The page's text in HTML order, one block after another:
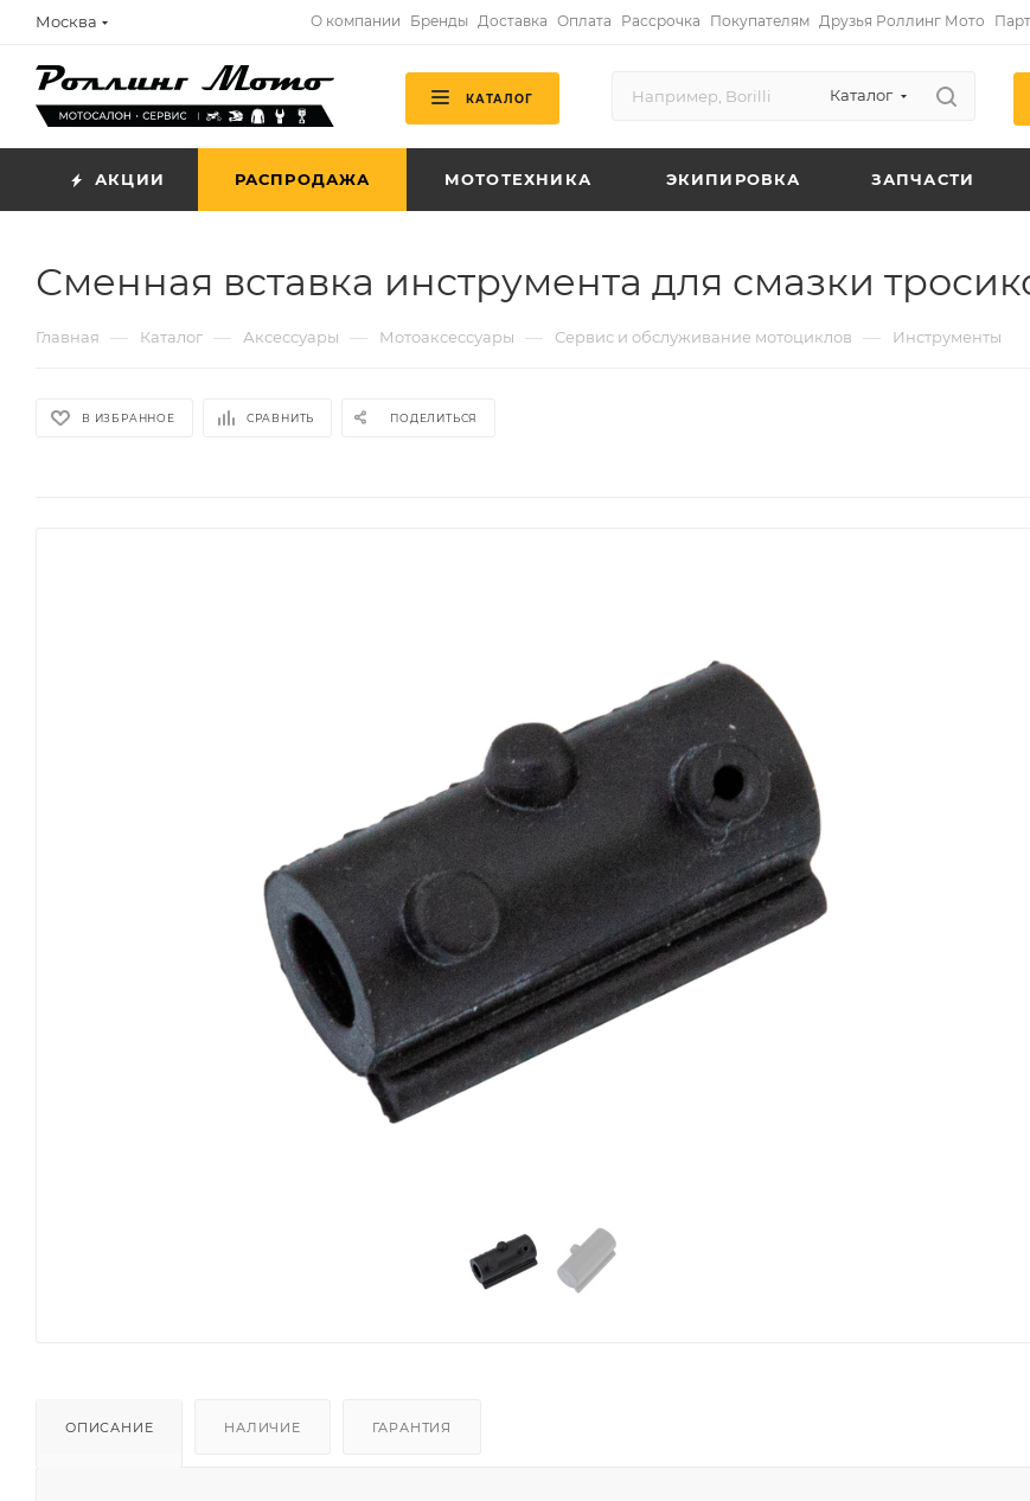
Москва О компании Бренды Доставка Оплата Рассрочка Покупателям Друзья Роллинг Мото
КАТАЛОГ Каталог
АКЦИИ РАСПРОДАЖА МОТОТЕХНИКА ЭКИПИРОВКА ЗАПЧАСТИ
Сменная вставка инструмента для смазки
Главная — Каталог — Аксессуары — Мотоаксессуары — Сервис и обслуживание мотоциклов — Инструменты
В ИЗБРАННОЕ СРАВНИТЬ ПОДЕЛИТЬСЯ
ОПИСАНИЕ НАЛИЧИЕ ГАРАНТИЯ